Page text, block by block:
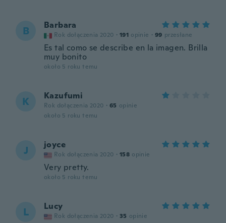
B Barbara
Rok dołączenia 2020 · 191 opinie · 99 przesłane
Es tal como se describe en la imagen. Brilla
muy bonito
około 5 roku temu
K Kazufumi
Rok dołączenia 2020 · 65 opinie
około 5 roku temu
J joyce
Rok dołączenia 2020 · 158 opinie
Very pretty.
około 5 roku temu
L Lucy
Rok dołączenia 2020 · 35 opinie